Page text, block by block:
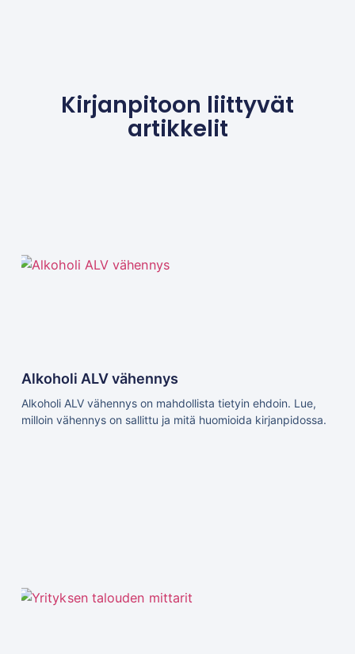
Kirjanpitoon liittyvät
artikkelit
Alkoholi ALV vähennys
Alkoholi ALV vähennys on mahdollista tietyin ehdoin. Lue,
milloin vähennys on sallittu ja mitä huomioida kirjanpidossa.